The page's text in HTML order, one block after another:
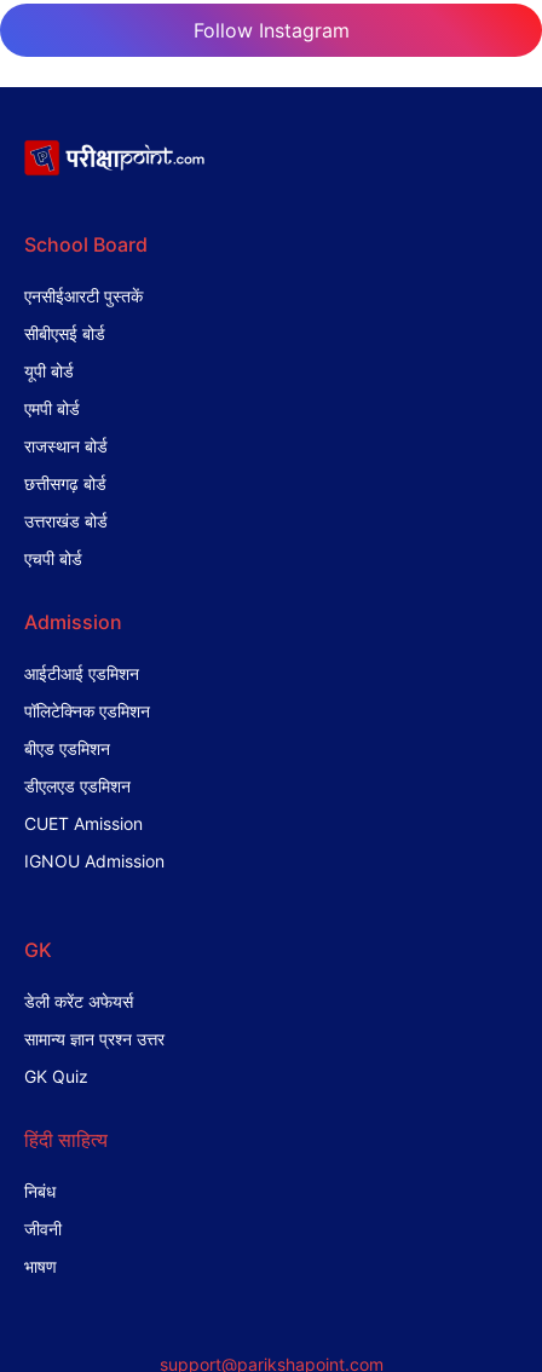
Follow Instagram
School Board
एनसीईआरटी पुस्तकें
सीबीएसई बोर्ड
यूपी बोर्ड
एमपी बोर्ड
राजस्थान बोर्ड
छत्तीसगढ़ बोर्ड
उत्तराखंड बोर्ड
एचपी बोर्ड
Admission
आईटीआई एडमिशन
पॉलिटेक्निक एडमिशन
बीएड एडमिशन
डीएलएड एडमिशन
CUET Amission
IGNOU Admission
GK
डेली करेंट अफेयर्स
सामान्य ज्ञान प्रश्न उत्तर
GK Quiz
हिंदी साहित्य
निबंध
जीवनी
भाषण
support@parikshapoint.com